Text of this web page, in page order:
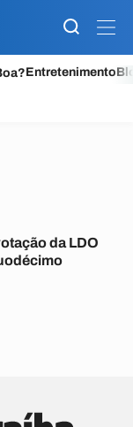
Entretenimento
da LDO